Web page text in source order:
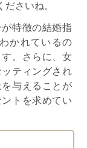
さいね。
特徴の結婚指
かれているの
。さらに、女
ティングされ
与えることが
トを求めてい